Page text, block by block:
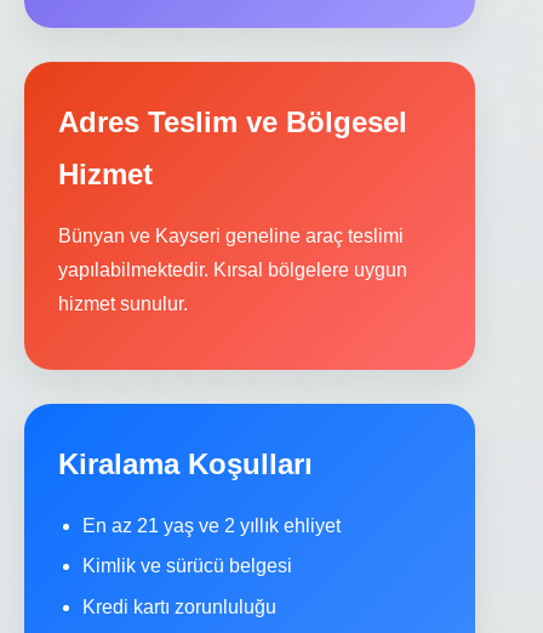
Adres Teslim ve Bölgesel
Hizmet
Bünyan ve Kayseri geneline araç teslimi
yapılabilmektedir. Kırsal bölgelere uygun
hizmet sunulur.
Kiralama Koşulları
En az 21 yaş ve 2 yıllık ehliyet
Kimlik ve sürücü belgesi
Kredi kartı zorunluluğu